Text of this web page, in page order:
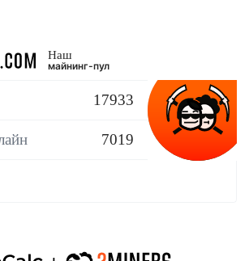
Наш
майнинг-пул
17933
7019